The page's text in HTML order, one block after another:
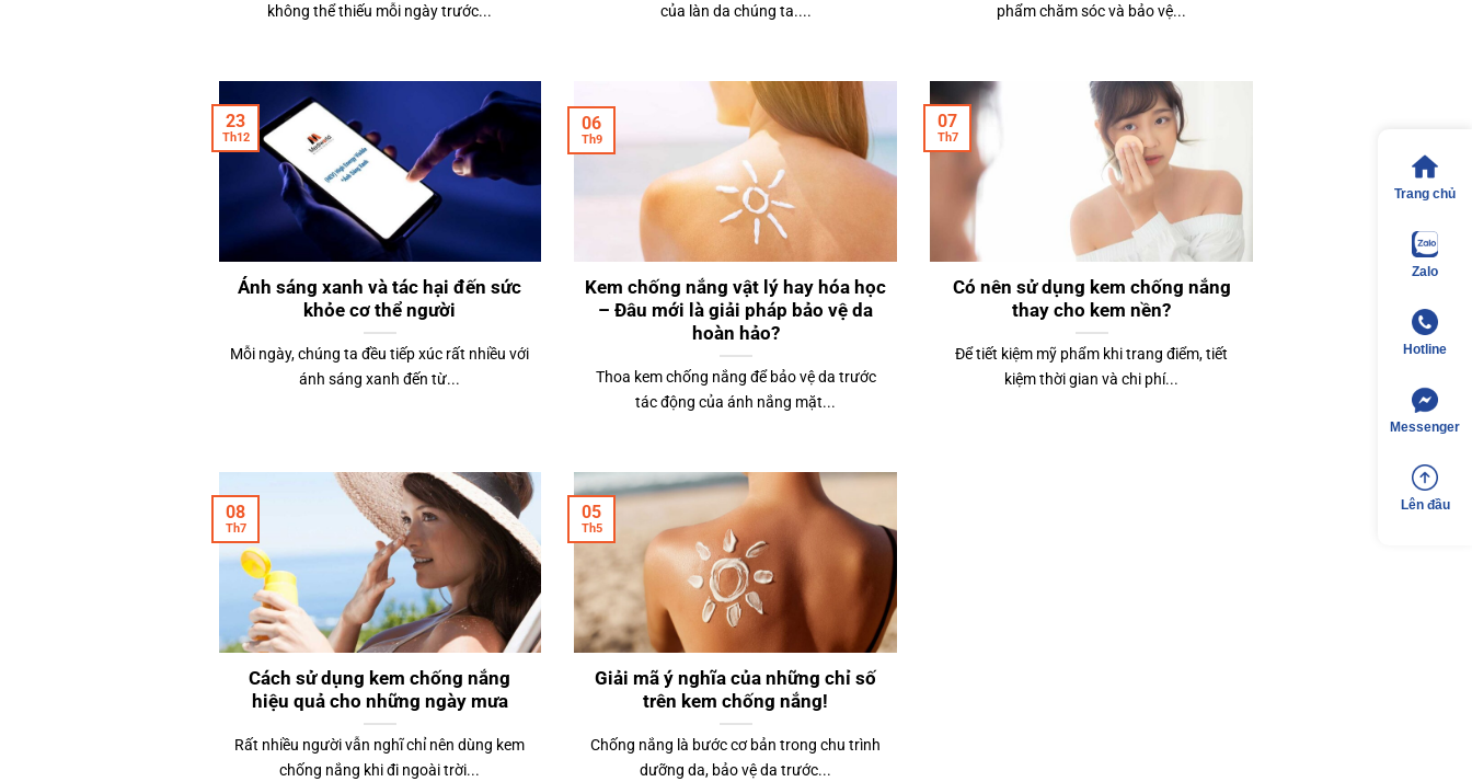
không thể thiếu mỗi ngày trước...
của làn da chúng ta....
phẩm chăm sóc và bảo vệ...
Ánh sáng xanh và tác hại đến sức
khỏe cơ thể người
Mỗi ngày, chúng ta đều tiếp xúc rất nhiều với
ánh sáng xanh đến từ...
23
Th12
Kem chống nắng vật lý hay hóa học
– Đâu mới là giải pháp bảo vệ da
hoàn hảo?
Thoa kem chống nắng để bảo vệ da trước
tác động của ánh nắng mặt...
06
Th9
Có nên sử dụng kem chống nắng
thay cho kem nền?
Để tiết kiệm mỹ phẩm khi trang điểm, tiết
kiệm thời gian và chi phí...
07
Th7
Cách sử dụng kem chống nắng
hiệu quả cho những ngày mưa
Rất nhiều người vẫn nghĩ chỉ nên dùng kem
chống nắng khi đi ngoài trời...
08
Th7
Giải mã ý nghĩa của những chỉ số
trên kem chống nắng!
Chống nắng là bước cơ bản trong chu trình
dưỡng da, bảo vệ da trước...
05
Th5
Trang chủ
Zalo
Hotline
Messenger
Lên đầu